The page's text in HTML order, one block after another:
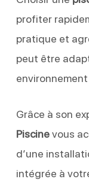
profiter
pratique et
peut être
Grâce à son
Piscinevous
d’une
intégrée à